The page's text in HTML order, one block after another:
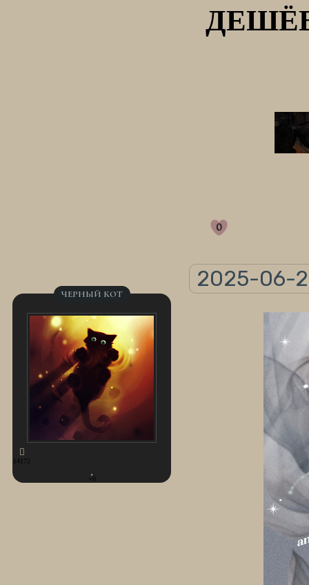
0
2025-06-
ЧЕРНЫЙ КОТ
14172
+0